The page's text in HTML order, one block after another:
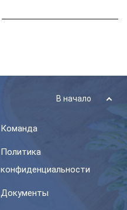
В начало
Команда
Политика
конфиденциальности
Документы